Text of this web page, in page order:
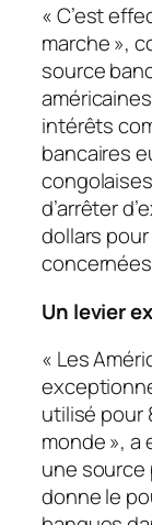
« C’est
marche »,
source
intérêts
bancaires
d’arrêter
dollars
Un levier
« Les
utilisé pour
monde », a
une source
donne le